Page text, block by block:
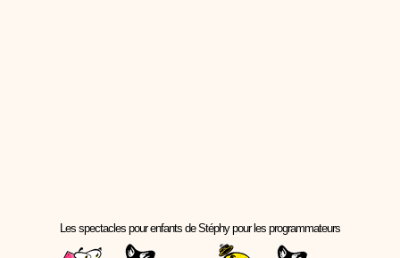
Les spectacles pour enfants de Stéphy pour les programmateurs